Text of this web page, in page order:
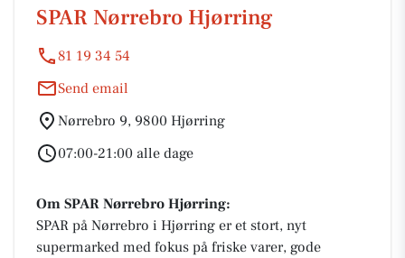
SPAR Nørrebro Hjørring
81 19 34 54
Send email
Nørrebro 9, 9800 Hjørring
07:00-21:00 alle dage
Om SPAR Nørrebro Hjørring:
SPAR på Nørrebro i Hjørring er et stort, nyt
supermarked med fokus på friske varer, gode